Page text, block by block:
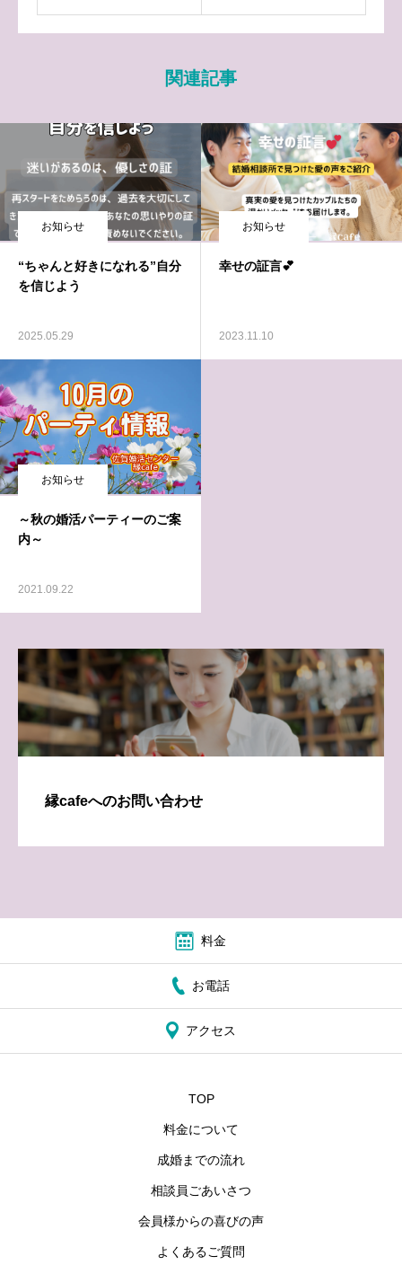
関連記事
お知らせ
“ちゃんと好きになれる”自分
を信じよう
2025.05.29
お知らせ
幸せの証言💕
2023.11.10
お知らせ
～秋の婚活パーティーのご案
内～
2021.09.22
縁cafeへのお問い合わせ
料金
お電話
アクセス
TOP
料金について
成婚までの流れ
相談員ごあいさつ
会員様からの喜びの声
よくあるご質問